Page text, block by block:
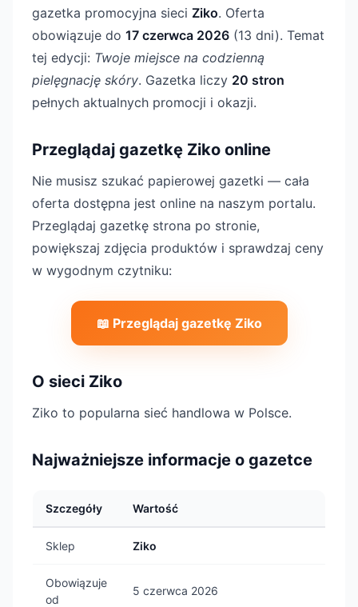
gazetka promocyjna sieci Ziko. Oferta
obowiązuje do 17 czerwca 2026 (13 dni). Temat
tej edycji: Twoje miejsce na codzienną
pielęgnację skóry. Gazetka liczy 20 stron
pełnych aktualnych promocji i okazji.
Przeglądaj gazetkę Ziko online
Nie musisz szukać papierowej gazetki — cała
oferta dostępna jest online na naszym portalu.
Przeglądaj gazetkę strona po stronie,
powiększaj zdjęcia produktów i sprawdzaj ceny
w wygodnym czytniku:
📖 Przeglądaj gazetkę Ziko
O sieci Ziko
Ziko to popularna sieć handlowa w Polsce.
Najważniejsze informacje o gazetce
Szczegóły Wartość
Sklep Ziko
Obowiązuje
od
5 czerwca 2026